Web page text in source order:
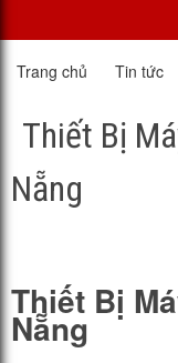
Trang chủ Tin tức
Thiết Bị
Nẵng
Thiết Bị
Nẵng